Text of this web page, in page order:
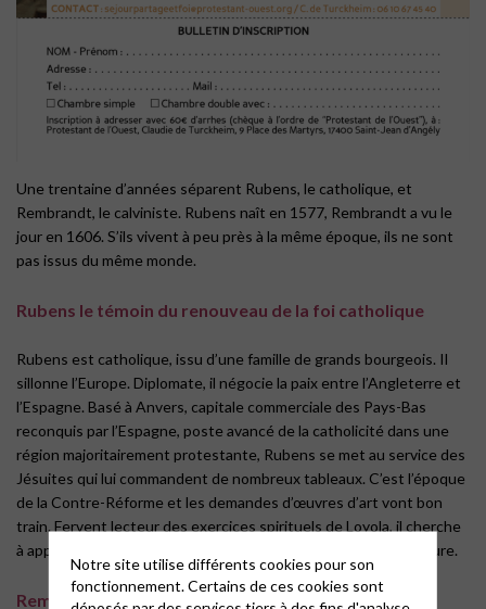
Une trentaine d’années séparent Rubens, le catholique, et
Rembrandt, le calviniste. Rubens naît en 1577, Rembrandt a vu le
jour en 1606. S’ils vivent à peu près à la même époque, ils ne sont
pas issus du même monde.
Rubens le témoin du renouveau de la foi catholique
Rubens est catholique, issu d’une famille de grands bourgeois. Il
sillonne l’Europe. Diplomate, il négocie la paix entre l’Angleterre et
l’Espagne. Basé à Anvers, capitale commerciale des Pays-Bas
reconquis par l’Espagne, poste avancé de la catholicité dans une
région majoritairement protestante, Rubens se met au service des
Jésuites qui lui commandent de nombreux tableaux. C’est l’époque
de la Contre-Réforme et les demandes d’œuvres d’art vont bon
train. Fervent lecteur des exercices spirituels de Loyola, il cherche
à appliquer les méditations ignaciennes au travers de sa peinture.
Rembrandt le peintre de la Bible
Notre site utilise différents cookies pour son
fonctionnement. Certains de ces cookies sont